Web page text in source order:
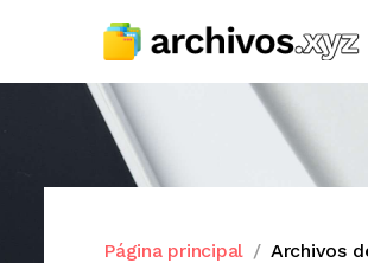
Página principal Archivos